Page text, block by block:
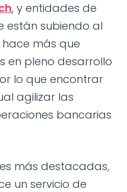
, y entidades de
están subiendo al
más que
en pleno desarrollo
lo que encontrar
agilizar las
bancarias
más destacadas,
un servicio de